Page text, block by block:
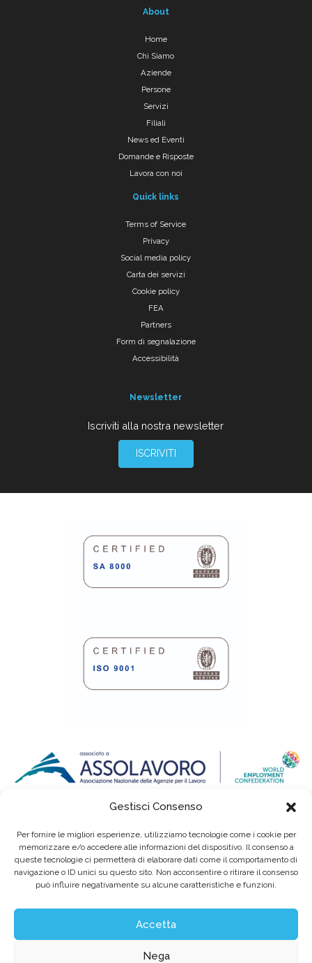
Gestisci Consenso
Per fornire le migliori esperienze, utilizziamo tecnologie come i cookie per
memorizzare e/o accedere alle informazioni del dispositivo. Il consenso a
queste tecnologie ci permetterà di elaborare dati come il comportamento di
navigazione o ID unici su questo sito. Non acconsentire o ritirare il consenso
può influire negativamente su alcune caratteristiche e funzioni.
Accetta
Nega
About
Home
Chi Siamo
Aziende
Persone
Servizi
Filiali
News ed Eventi
Domande e Risposte
Lavora con noi
Quick links
Terms of Service
Privacy
Social media policy
Carta dei servizi
Cookie policy
FEA
Partners
Form di segnalazione
Accessibilità
Newsletter
Iscriviti alla nostra newsletter
ISCRIVITI
Eurointerim S.p.A. Società Benefit / Agenzia per il Lavoro / Cap. Soc. deliberato e
Sede legale: Viale dell'Industria, 60 / 35129 Padova Tel. (+39) 049 89 34 994 / Fax (+39)
049 89 35 068 /
info@eurointerim.it
C.F. - P. IVA - Reg. Imp. di Padova n° 03304720281 REA nº302673 / Aut. Min. Lav. Prot.
n.1208 - SG del 16.12.2004